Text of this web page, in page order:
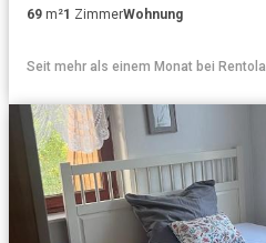
69 m²1 ZimmerWohnung
Seit mehr als einem Monat bei Rentola